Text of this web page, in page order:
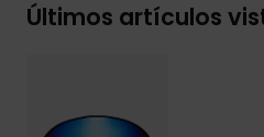
Últimos artículos